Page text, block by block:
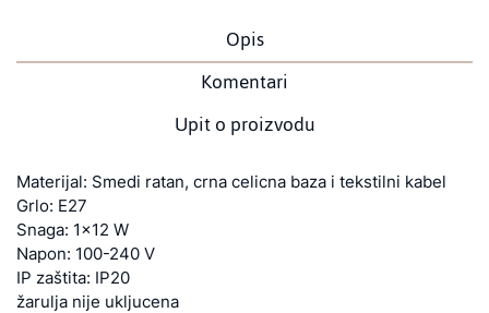
Opis
Komentari
Upit o proizvodu
Materijal: Smedi ratan, crna celicna baza i tekstilni kabel
Grlo: E27
Snaga: 1x12 W
Napon: 100-240 V
IP zaštita: IP20
žarulja nije ukljucena